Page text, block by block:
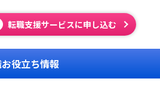
転職支援サービスに申し込む
役立ち情報